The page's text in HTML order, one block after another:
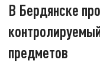
В Бердянске
предметов